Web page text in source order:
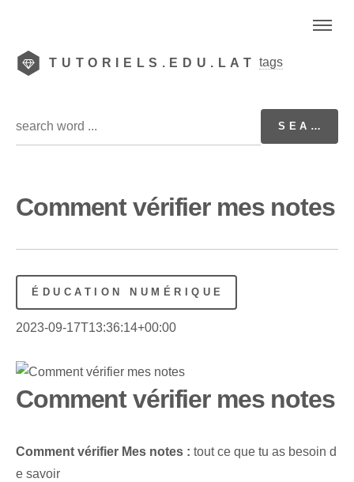
TUTORIELS.EDU.LAT tags
Comment vérifier mes notes
ÉDUCATION NUMÉRIQUE
2023-09-17T13:36:14+00:00
Comment vérifier mes notes
Comment vérifier ⁤Mes notes : tout ce que tu as besoin d
e savoir